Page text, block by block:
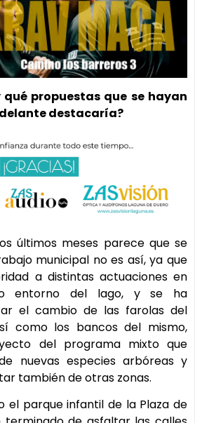
qué propuestas que se hayan
destacaría?
últimos meses parece que se
municipal no es así, ya que
a distintas actuaciones en
entorno del lago, y se ha
el cambio de las farolas del
como los bancos del mismo,
del programa mixto que
nuevas especies arbóreas y
también de otras zonas.
el parque infantil de la Plaza de